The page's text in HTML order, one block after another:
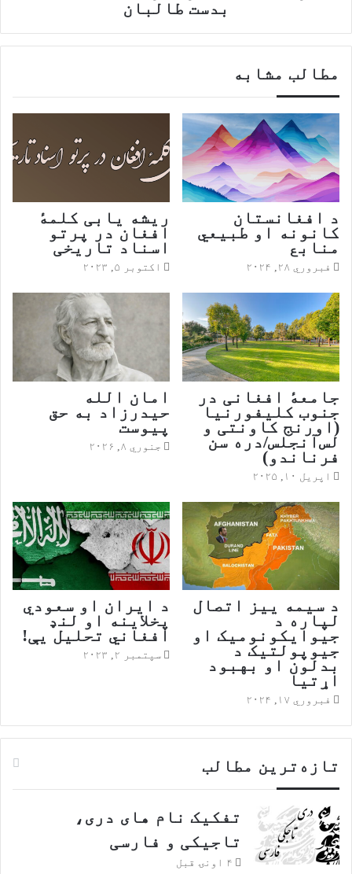
‬بدست‭ ‬طالبان
مطالب مشابه
د افغانستان
کانونه او طبیعي
منابع
فبروري ۲۸, ۲۰۲۴
ریشه یابی کلمهٔ
افغان در پرتو
اسناد تاریخی
اکتوبر ۵, ۲۰۲۳
جامعهٔ افغانی در
جنوب کلیفورنیا
(اورنج کاونتی و
لس‌آنجلس/دره سن
فرناندو)
اپریل ۱۰, ۲۰۲۵
امان الله
حیدرزاد به حق
پیوست
جنوري ۸, ۲۰۲۶
د سیمه ییز اتصال
لپاره د
جیوایکونومیک او
جیوپولتیک د
بدلون او بهبود
اړتیا
فبروري ۱۷, ۲۰۲۴
‬افغاني‭ ‬تحلیل‭ ‬یې‭!‬
سپتمبر ۲, ۲۰۲۳
تازه‌ترین مطالب
تفکیک نام های دری،
تاجیکی و فارسی
۴ اونۍ قبل